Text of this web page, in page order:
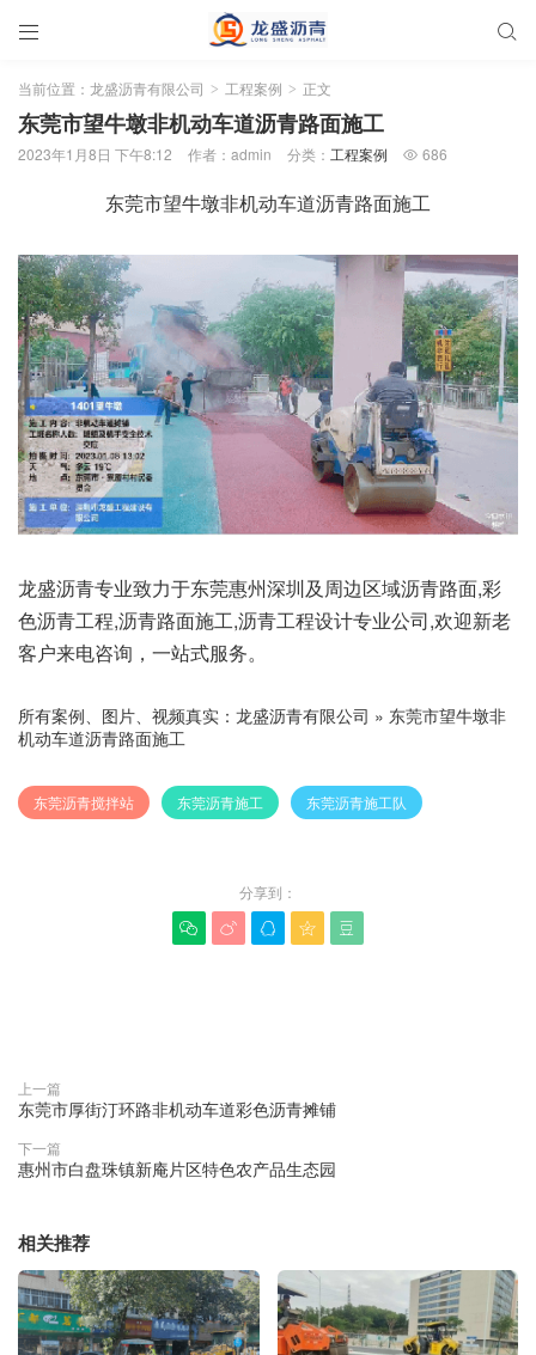
 
当前位置： 龙盛沥青有限公司 > 工程案例 > 正文
东莞市望牛墩非机动车道沥青路面施工
2023年1月8日 下午8:12 作者：admin 分类： 工程案例  686
东莞市望牛墩非机动车道沥青路面施工
龙盛沥青专业致力于东莞惠州深圳及周边区域沥青路面,彩
色沥青工程,沥青路面施工,沥青工程设计专业公司,欢迎新老
客户来电咨询，一站式服务。
所有案例、图片、视频真实： 龙盛沥青有限公司 » 东莞市望牛墩非
机动车道沥青路面施工
东莞沥青搅拌站 东莞沥青施工 东莞沥青施工队
分享到：
    
上一篇
东莞市厚街汀环路非机动车道彩色沥青摊铺
下一篇
惠州市白盘珠镇新庵片区特色农产品生态园
相关推荐